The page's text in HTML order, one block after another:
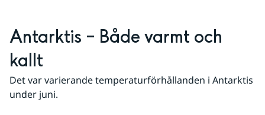
Antarktis – Både varmt och
kallt
Det var varierande temperaturförhållanden i Antarktis
under juni.